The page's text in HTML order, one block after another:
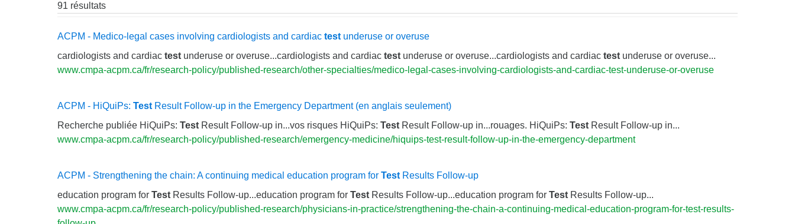
91 résultats
ACPM - Medico-legal cases involving cardiologists and cardiac test underuse or overuse
cardiologists and cardiac test underuse or overuse...cardiologists and cardiac test underuse or overuse...cardiologists and cardiac test underuse or overuse...
www.cmpa-acpm.ca/fr/research-policy/published-research/other-specialties/medico-legal-cases-involving-cardiologists-and-cardiac-test-underuse-or-overuse
ACPM - HiQuiPs: Test Result Follow-up in the Emergency Department (en anglais seulement)
Recherche publiée HiQuiPs: Test Result Follow-up in...vos risques HiQuiPs: Test Result Follow-up in...rouages. HiQuiPs: Test Result Follow-up in...
www.cmpa-acpm.ca/fr/research-policy/published-research/emergency-medicine/hiquips-test-result-follow-up-in-the-emergency-department
ACPM - Strengthening the chain: A continuing medical education program for Test Results Follow-up
education program for Test Results Follow-up...education program for Test Results Follow-up...education program for Test Results Follow-up...
www.cmpa-acpm.ca/fr/research-policy/published-research/physicians-in-practice/strengthening-the-chain-a-continuing-medical-education-program-for-test-results-